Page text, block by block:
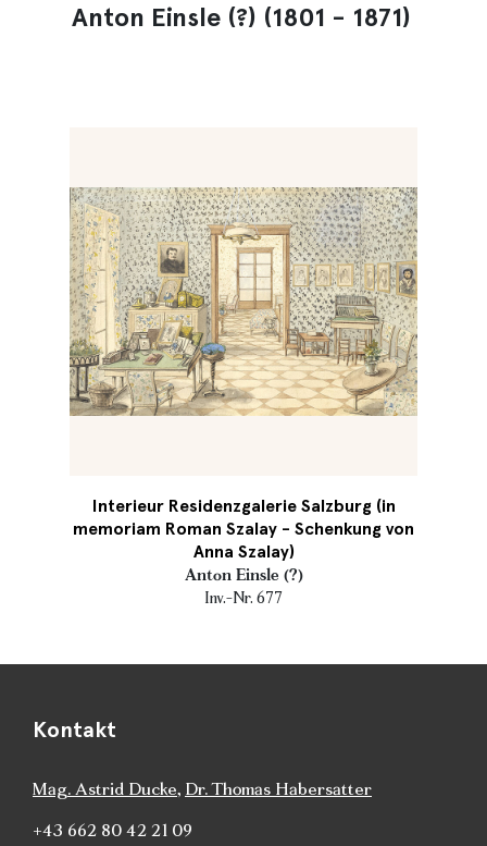
Anton Einsle (?) (1801 - 1871)
Interieur Residenzgalerie Salzburg (in
memoriam Roman Szalay - Schenkung von
Anna Szalay)
Anton Einsle (?)
Inv.-Nr. 677
Kontakt
Mag. Astrid Ducke, Dr. Thomas Habersatter
+43 662 80 42 21 09